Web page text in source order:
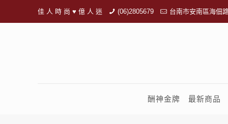
佳 人 時 尚 ♥ 億 人 迷 (06)2805679 台南市安南區海佃
酬神金牌 最新商品